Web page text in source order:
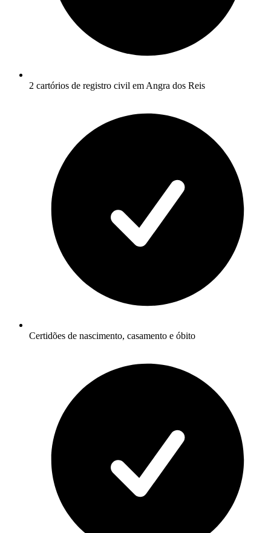
2 cartórios de registro civil em Angra dos Reis
Certidões de nascimento, casamento e óbito